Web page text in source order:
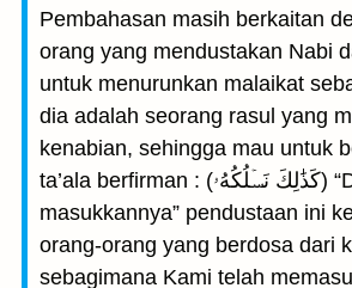
Pembahasan masih berkaitan
orang yang mendustakan Nabi
untuk menurunkan malaikat
dia adalah seorang rasul yang
kenabian, sehingga mau untuk
ta’ala berfirman : (كَذَٰلِكَ نَسۡلُكُهُۥ) “Demikianlah Kami
masukkannya” pendustaan ini
orang-orang yang berdosa dari
sebagimana Kami telah